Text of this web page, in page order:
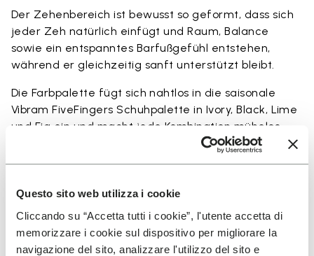
Questo sito web utilizza i cookie
Cliccando su “Accetta tutti i cookie”, l'utente accetta di
memorizzare i cookie sul dispositivo per migliorare la
navigazione del sito, analizzare l'utilizzo del sito e
Der Zehenbereich ist bewusst so geformt, dass sich
jeder Zeh natürlich einfügt und Raum, Balance
sowie ein entspanntes Barfußgefühl entstehen,
während er gleichzeitig sanft unterstützt bleibt.
Die Farbpalette fügt sich nahtlos in die saisonale
Vibram FiveFingers Schuhpalette in Ivory, Black, Lime
und Fig ein und macht jede Kombination mühelos
Rhythmus.
Höhen vom oberen Bündchen bis zur Ferse: 25 CM